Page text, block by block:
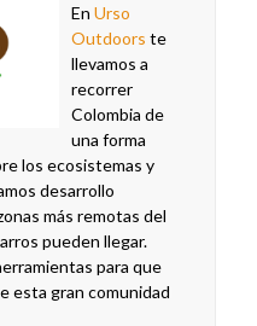
En Urso
Outdoors te
llevamos a
recorrer
Colombia de
una forma
los ecosistemas y
desarrollo
más remotas del
pueden llegar.
para que
esta gran comunidad